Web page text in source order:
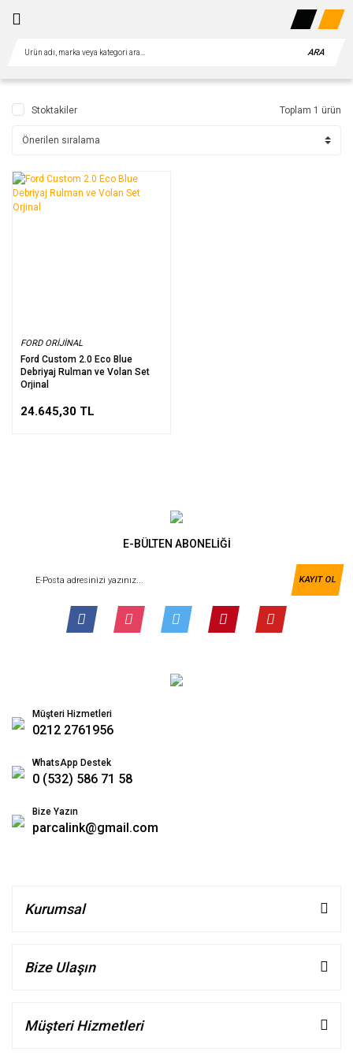
ARA
Stoktakiler Toplam 1 ürün
FORD ORİJİNAL
Ford Custom 2.0 Eco Blue
Debriyaj Rulman ve Volan Set
Orjinal
24.645,30 TL
E-BÜLTEN ABONELİĞİ
KAYIT OL
Müşteri Hizmetleri
0212 2761956
WhatsApp Destek
0 (532) 586 71 58
Bize Yazın
parcalink@gmail.com
Kurumsal
Bize Ulaşın
Müşteri Hizmetleri